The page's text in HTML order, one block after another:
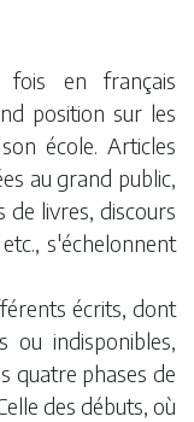
en français
position sur les
école. Articles
au grand public,
de livres, discours
s'échelonnent
écrits, dont
ou indisponibles,
quatre phases de
des débuts, où